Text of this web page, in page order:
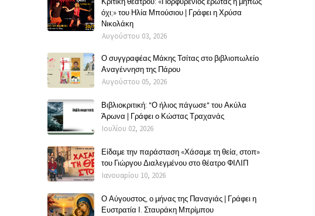
όχι;» του Ηλία Μπούσιου | Γράφει η Χρύσα
Νικολάκη
Αυγούστου 03, 2026
Ο συγγραφέας Μάκης Τσίτας στο βιβλιοπωλείο
Αναγέννηση της Πάρου
Αυγούστου 05, 2026
Βιβλιοκριτική: "Ο ήλιος πάγωσε" του Ακύλα
Άρωνα | Γράφει ο Κώστας Τραχανάς
Ιουλίου 02, 2026
Είδαμε την παράσταση «Χάσαμε τη θεία, στοπ»
του Γιώργου Διαλεγμένου στο θέατρο ΦΙΛΙΠ
Ιανουαρίου 10, 2026
Ο Αύγουστος, ο μήνας της Παναγιάς | Γράφει η
Ευστρατία Ι. Σταυράκη Μπρίμπου